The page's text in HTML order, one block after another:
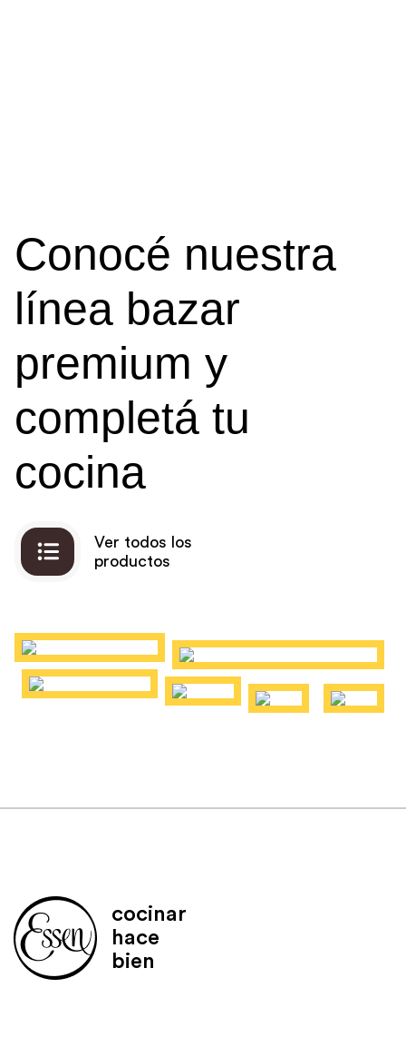
Conocé nuestra
línea bazar
premium y
completá tu
cocina
Ver todos los
productos
cocinar
hace
bien